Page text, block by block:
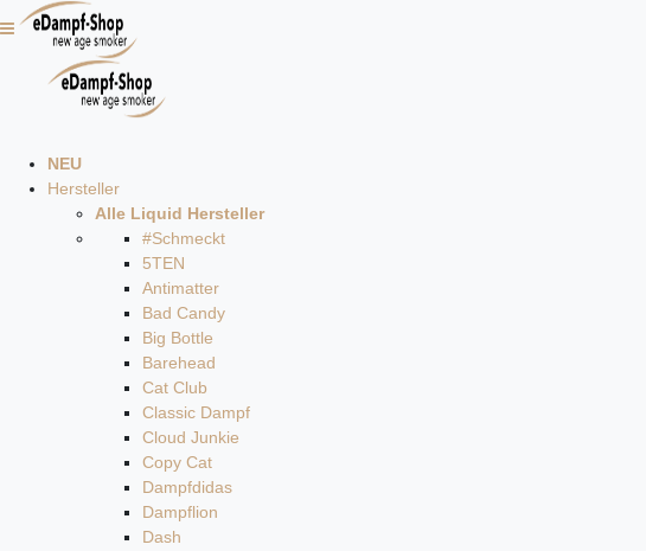
NEU
Hersteller
Alle Liquid Hersteller
#Schmeckt
5TEN
Antimatter
Bad Candy
Big Bottle
Barehead
Cat Club
Classic Dampf
Cloud Junkie
Copy Cat
Dampfdidas
Dampflion
Dash